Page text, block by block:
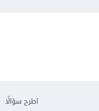
اطرح سؤالًا